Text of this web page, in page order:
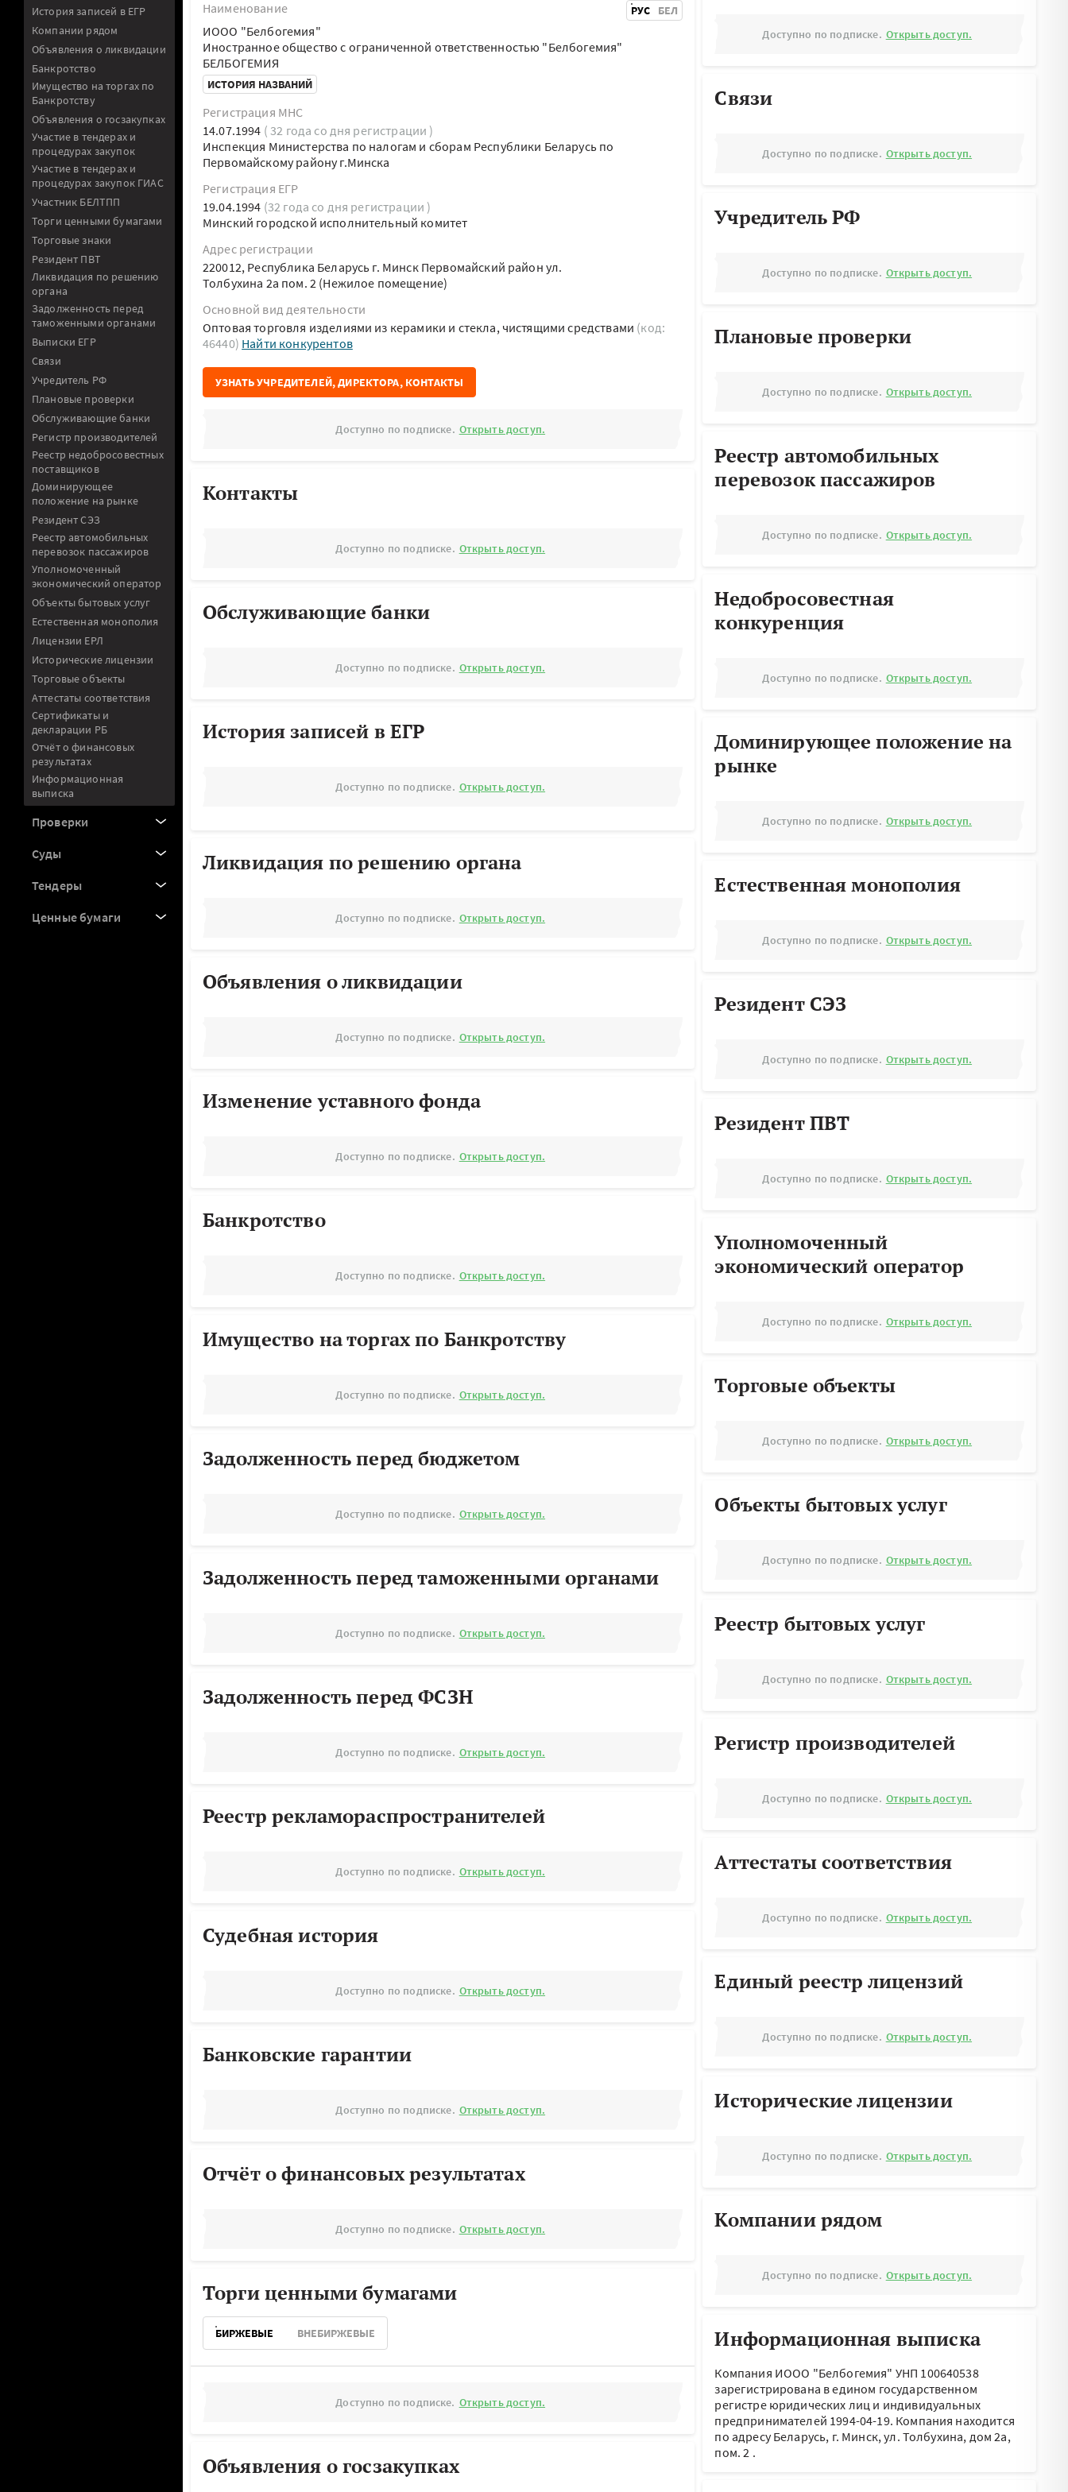
История записей в ЕГР
Компании рядом
Объявления о ликвидации
Банкротство
Имущество на торгах по
Банкротству
Объявления о госзакупках
Участие в тендерах и
процедурах закупок
Участие в тендерах и
процедурах закупок ГИАС
Участник БЕЛТПП
Торги ценными бумагами
Торговые знаки
Резидент ПВТ
Ликвидация по решению
органа
Задолженность перед
таможенными органами
Выписки ЕГР
Связи
Учредитель РФ
Плановые проверки
Обслуживающие банки
Регистр производителей
Реестр недобросовестных
поставщиков
Доминирующее
положение на рынке
Резидент СЭЗ
Реестр автомобильных
перевозок пассажиров
Уполномоченный
экономический оператор
Объекты бытовых услуг
Естественная монополия
Лицензии ЕРЛ
Исторические лицензии
Торговые объекты
Аттестаты соответствия
Сертификаты и
декларации РБ
Отчёт о финансовых
результатах
Информационная
выписка
Проверки
Суды
Тендеры
Ценные бумаги
Наименование
РУС БЕЛ
ИООО "Белбогемия"
Иностранное общество с ограниченной ответственностью "Белбогемия"
БЕЛБОГЕМИЯ
ИСТОРИЯ НАЗВАНИЙ
Регистрация МНС
14.07.1994 ( 32 года со дня регистрации )
Инспекция Министерства по налогам и сборам Республики Беларусь по
Первомайскому району г.Минска
Регистрация ЕГР
19.04.1994 (32 года со дня регистрации )
Минский городской исполнительный комитет
Адрес регистрации
220012, Республика Беларусь г. Минск Первомайский район ул.
Толбухина 2а пом. 2 (Нежилое помещение)
Основной вид деятельности
Оптовая торговля изделиями из керамики и стекла, чистящими средствами (код:
46440) Найти конкурентов
УЗНАТЬ УЧРЕДИТЕЛЕЙ, ДИРЕКТОРА, КОНТАКТЫ
Доступно по подписке. Открыть доступ.
Контакты
Доступно по подписке. Открыть доступ.
Обслуживающие банки
Доступно по подписке. Открыть доступ.
История записей в ЕГР
Доступно по подписке. Открыть доступ.
Ликвидация по решению органа
Доступно по подписке. Открыть доступ.
Объявления о ликвидации
Доступно по подписке. Открыть доступ.
Изменение уставного фонда
Доступно по подписке. Открыть доступ.
Банкротство
Доступно по подписке. Открыть доступ.
Имущество на торгах по Банкротству
Доступно по подписке. Открыть доступ.
Задолженность перед бюджетом
Доступно по подписке. Открыть доступ.
Задолженность перед таможенными органами
Доступно по подписке. Открыть доступ.
Задолженность перед ФСЗН
Доступно по подписке. Открыть доступ.
Реестр рекламораспространителей
Доступно по подписке. Открыть доступ.
Судебная история
Доступно по подписке. Открыть доступ.
Банковские гарантии
Доступно по подписке. Открыть доступ.
Отчёт о финансовых результатах
Доступно по подписке. Открыть доступ.
Торги ценными бумагами
БИРЖЕВЫЕ ВНЕБИРЖЕВЫЕ
Доступно по подписке. Открыть доступ.
Объявления о госзакупках
Доступно по подписке. Открыть доступ.
Связи
Доступно по подписке. Открыть доступ.
Учредитель РФ
Доступно по подписке. Открыть доступ.
Плановые проверки
Доступно по подписке. Открыть доступ.
Реестр автомобильных
перевозок пассажиров
Доступно по подписке. Открыть доступ.
Недобросовестная
конкуренция
Доступно по подписке. Открыть доступ.
Доминирующее положение на
рынке
Доступно по подписке. Открыть доступ.
Естественная монополия
Доступно по подписке. Открыть доступ.
Резидент СЭЗ
Доступно по подписке. Открыть доступ.
Резидент ПВТ
Доступно по подписке. Открыть доступ.
Уполномоченный
экономический оператор
Доступно по подписке. Открыть доступ.
Торговые объекты
Доступно по подписке. Открыть доступ.
Объекты бытовых услуг
Доступно по подписке. Открыть доступ.
Реестр бытовых услуг
Доступно по подписке. Открыть доступ.
Регистр производителей
Доступно по подписке. Открыть доступ.
Аттестаты соответствия
Доступно по подписке. Открыть доступ.
Единый реестр лицензий
Доступно по подписке. Открыть доступ.
Исторические лицензии
Доступно по подписке. Открыть доступ.
Компании рядом
Доступно по подписке. Открыть доступ.
Информационная выписка
Компания ИООО "Белбогемия" УНП 100640538
зарегистрирована в едином государственном
регистре юридических лиц и индивидуальных
предпринимателей 1994-04-19. Компания находится
по адресуБеларусь, г. Минск, ул. Толбухина, дом 2а,
пом. 2 .